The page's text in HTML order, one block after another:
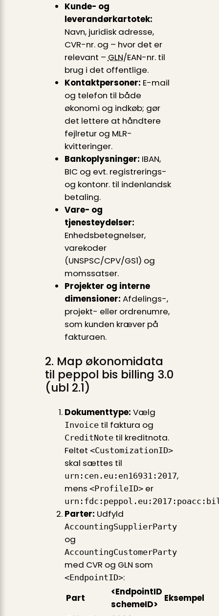
Kunde- og
leverandørkartotek:
Navn, juridisk adresse,
CVR-nr. og – hvor det er
relevant –GLN/EAN-nr. til
brug i det offentlige.
Kontaktpersoner: E-mail
og telefon til både
økonomi og indkøb; gør
det lettere at håndtere
fejlretur og MLR-
kvitteringer.
Bankoplysninger: IBAN,
BIC og evt. registrerings-
og kontonr. til indenlandsk
betaling.
Vare- og
tjenesteydelser:
Enhedsbetegnelser,
varekoder
(UNSPSC/CPV/GS1) og
momssatser.
Projekter og interne
dimensioner: Afdelings-,
projekt- eller ordrenumre,
som kunden kræver på
fakturaen.
2. Map økonomidata
til peppol bis billing 3.0
(ubl 2.1)
Dokumenttype: Vælg
Invoicetil faktura og
CreditNotetil kreditnota.
Feltet <CustomizationID>
skal sættes til
urn:cen.eu:en16931:2017,
mens <ProfileID>er
Parter: Udfyld
AccountingSupplierParty
og
AccountingCustomerParty
med CVR og GLN som
<EndpointID>:
Part
<EndpointID
schemeID>
Eksempel